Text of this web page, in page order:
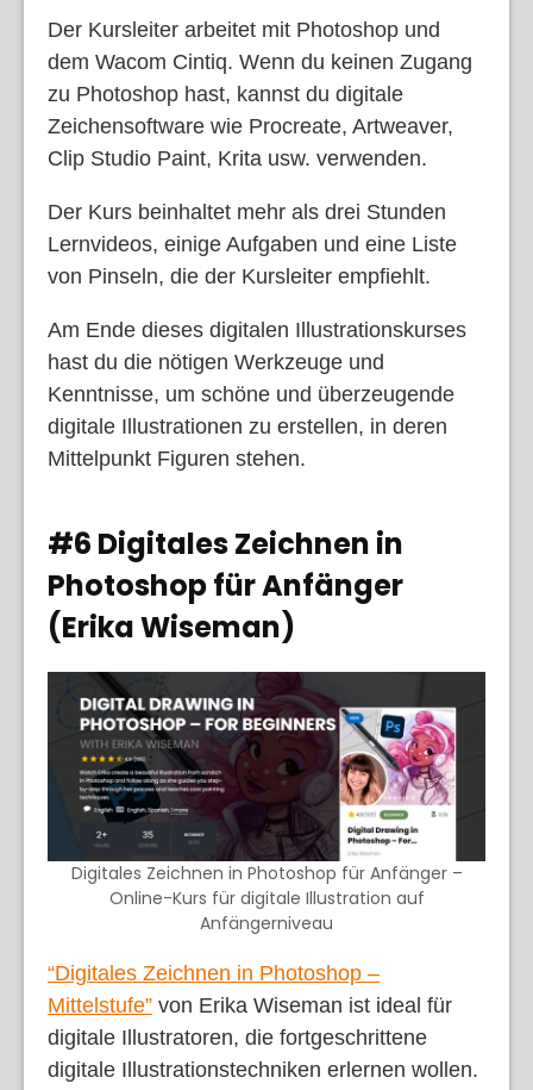
Der Kursleiter arbeitet mit Photoshop und
dem Wacom Cintiq. Wenn du keinen Zugang
zu Photoshop hast, kannst du digitale
Zeichensoftware wie Procreate, Artweaver,
Clip Studio Paint, Krita usw. verwenden.
Der Kurs beinhaltet mehr als drei Stunden
Lernvideos, einige Aufgaben und eine Liste
von Pinseln, die der Kursleiter empfiehlt.
Am Ende dieses digitalen Illustrationskurses
hast du die nötigen Werkzeuge und
Kenntnisse, um schöne und überzeugende
digitale Illustrationen zu erstellen, in deren
Mittelpunkt Figuren stehen.
#6 Digitales Zeichnen in
Photoshop für Anfänger
(Erika Wiseman)
Digitales Zeichnen in Photoshop für Anfänger –
Online-Kurs für digitale Illustration auf
Anfängerniveau
“Digitales Zeichnen in Photoshop –
Mittelstufe” von Erika Wiseman ist ideal für
digitale Illustratoren, die fortgeschrittene
digitale Illustrationstechniken erlernen wollen.